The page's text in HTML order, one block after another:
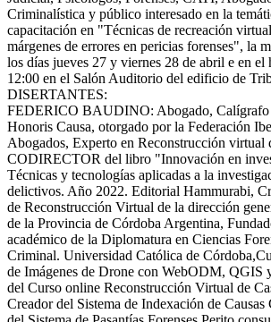
Criminalística y público interesado en la
capacitación en "Técnicas de recreación
márgenes de errores en pericias forenses", la
los días jueves 27 y viernes 28 de abril e en el
12:00 en el Salón Auditorio del edificio de
DISERTANTES:
FEDERICO BAUDINO: Abogado,
Honoris Causa, otorgado por la Federación
Abogados, Experto en Reconstrucción virtual
CODIRECTOR del libro "Innovación en
Técnicas y tecnologías aplicadas a la
delictivos. Año 2022. Editorial Hammurabi,
de Reconstrucción Virtual de la dirección
de la Provincia de Córdoba Argentina,
académico de la Diplomatura en Ciencias
Criminal. Universidad Católica de
de Imágenes de Drone con WebODM, QGIS
del Curso online Reconstrucción Virtual de
Creador del Sistema de Indexación de